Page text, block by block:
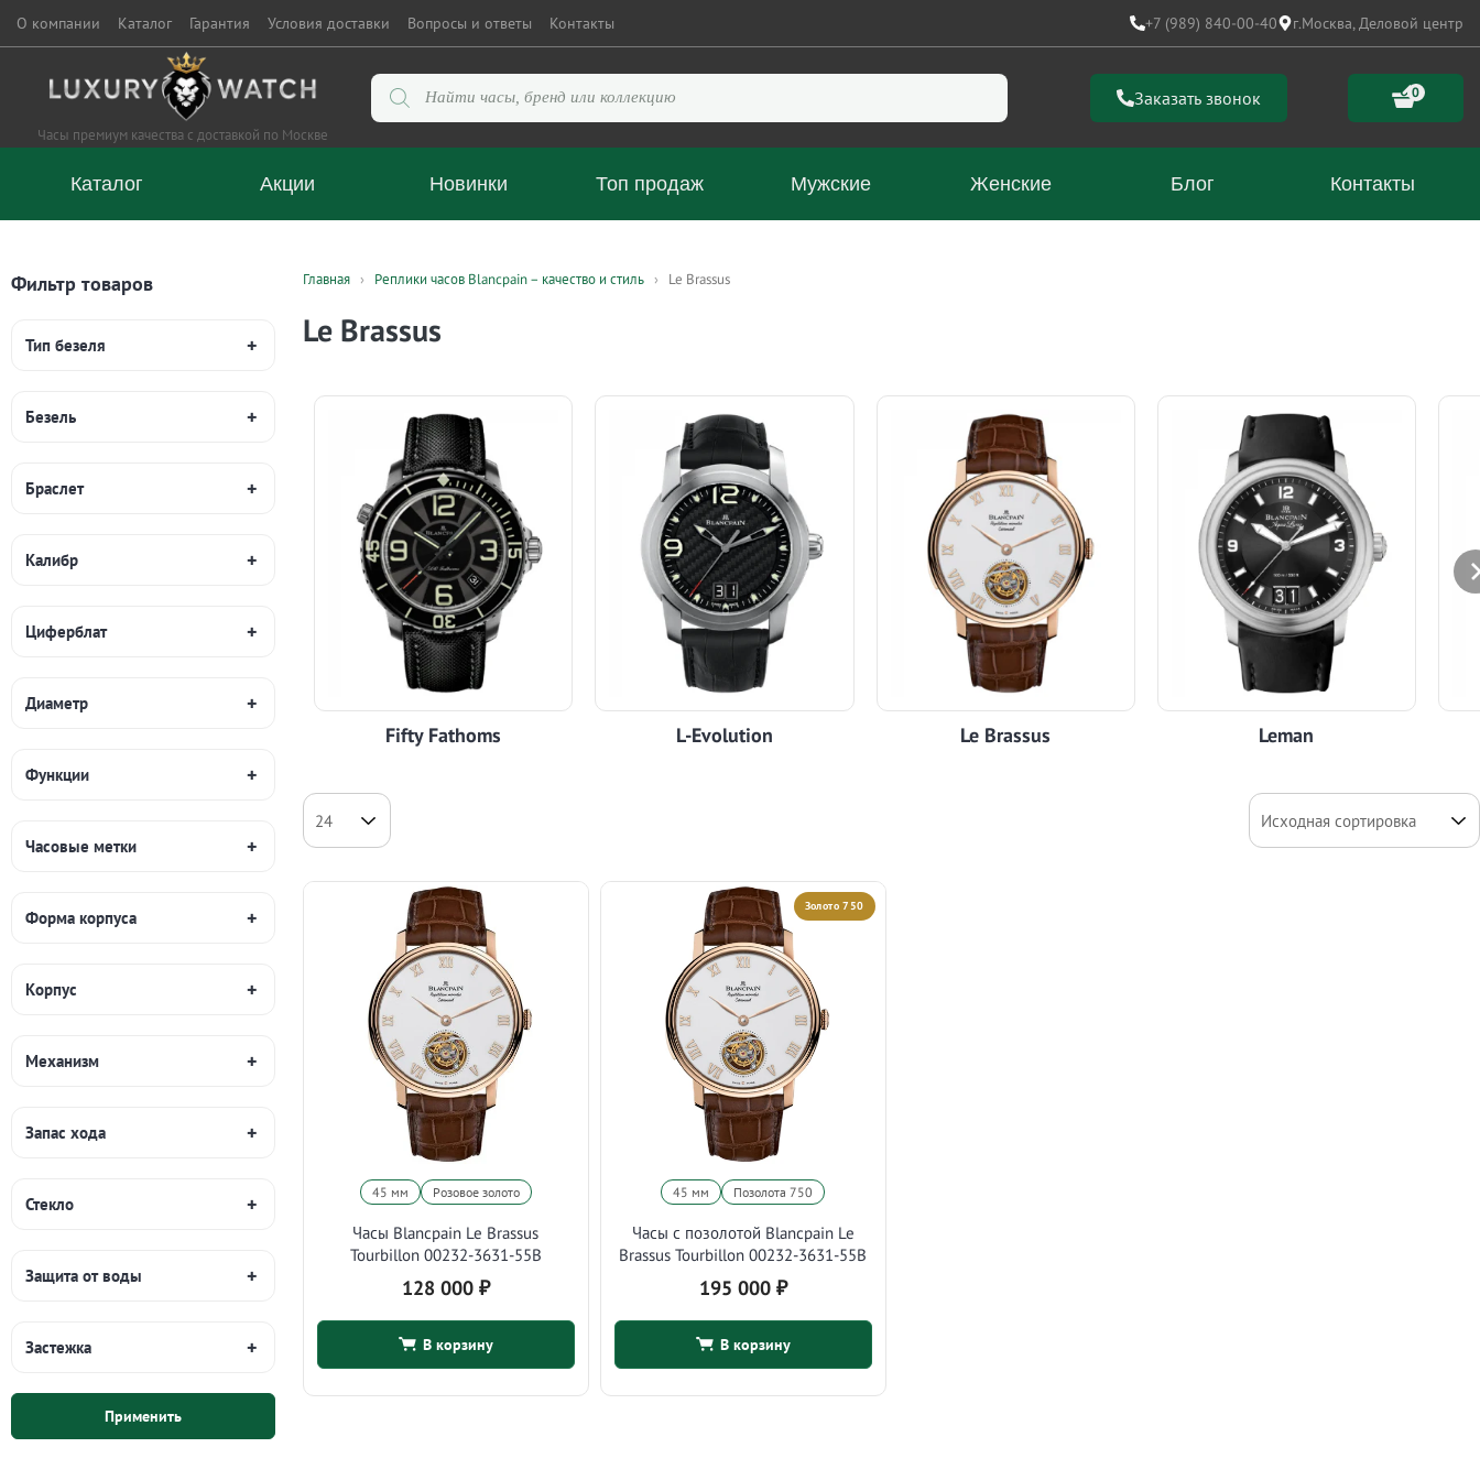
О компании Каталог Гарантия Условия доставки Вопросы и ответы Контакты +7 (989) 840-00-40 г.Москва, Деловой центр
Часы премиум качества с доставкой по Москве
Поиск
товаров
Заказать звонок 0
Каталог Акции Новинки Топ продаж Мужские Женские Блог Контакты
Главная Реплики часов Blancpain – качество и стиль Le Brassus
Le Brassus
Fifty Fathoms L-Evolution Le Brassus Leman
45 мм Розовое золото
Часы Blancpain Le Brassus
Tourbillon 00232-3631-55B
128 000 ₽
В корзину
Золото 750
45 мм Позолота 750
Часы с позолотой Blancpain Le
Brassus Tourbillon 00232-3631-55B
195 000 ₽
В корзину
Фильтр товаров
Тип безеля
Безель
Браслет
Калибр
Циферблат
Диаметр
Функции
Часовые метки
Форма корпуса
Корпус
Механизм
Запас хода
Стекло
Защита от воды
Застежка
Применить